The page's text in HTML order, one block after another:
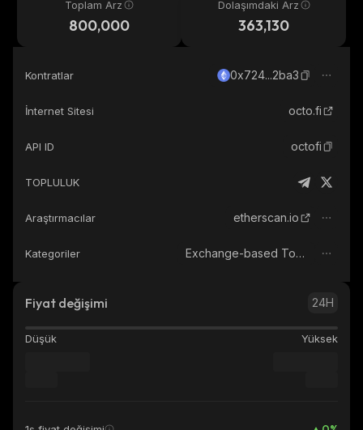
Toplam Arz
800,000
Dolaşımdaki Arz
363,130
Kontratlar 0x724...2ba3
İnternet Sitesi octo.fi
API ID octofi
TOPLULUK
Araştırmacılar etherscan.io
Kategoriler Exchange-based Tokens
Fiyat değişimi 24H
Düşük Yüksek